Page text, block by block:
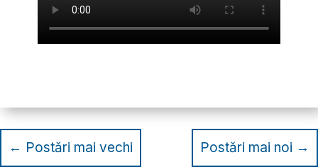
← Postări mai vechi Postări mai noi →